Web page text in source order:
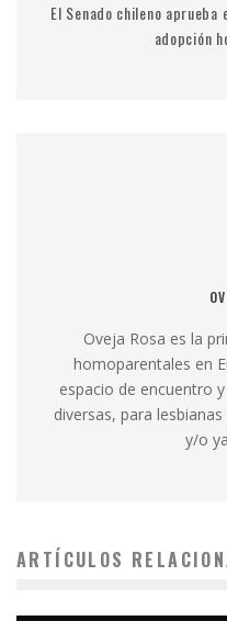
El Senado chileno
adopción
Oveja Rosa es la
homoparentales en
espacio de encuentro
diversas, para
y/o
ARTÍCULOS